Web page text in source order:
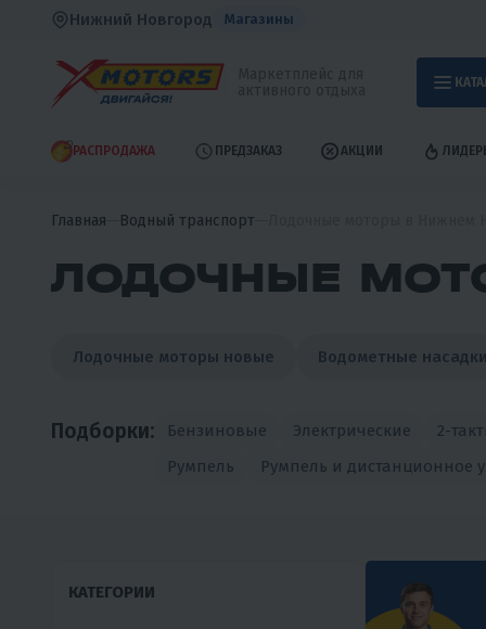
Нижний Новгород Магазины
РАСПРОДАЖА ПРЕДЗАКАЗ АКЦИИ
Главная Водный транспорт
ЛОДОЧНЫЕ
Лодочные моторы новые Водометные насадки
Подборки: Бензиновые Электрические 2-
Румпель
Румпель и дистанционное
КАТЕГОРИИ